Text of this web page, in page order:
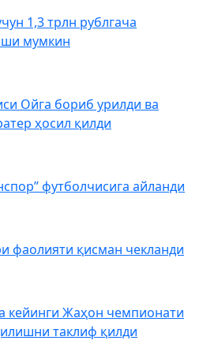
1,3 трлн рублгача
мумкин
Ойга бориб урилди ва
ҳосил қилди
футболчисига айланди
фаолияти қисман чекланди
Жаҳон чемпионати
таклиф қилди